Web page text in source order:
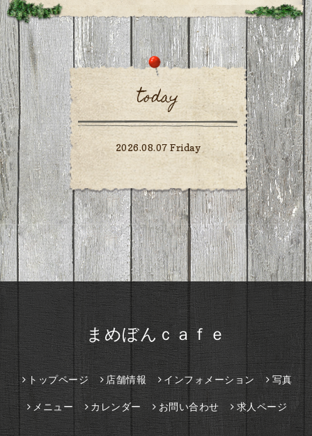
today
2026.08.07 Friday
まめぼんｃａｆｅ
トップページ 店舗情報 インフォメーション 写真
メニュー カレンダー お問い合わせ 求人ページ